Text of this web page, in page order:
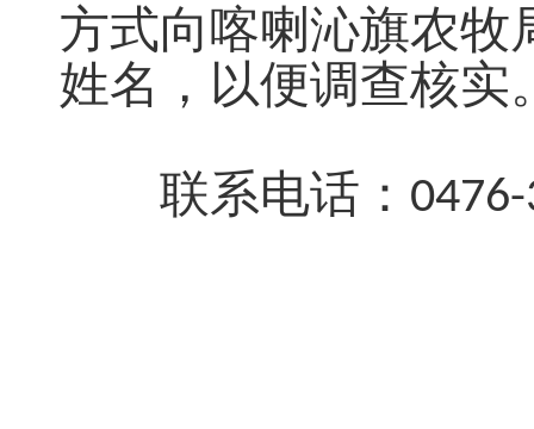
方式向喀喇沁旗农牧
姓名，以便调查核实
联系电话：